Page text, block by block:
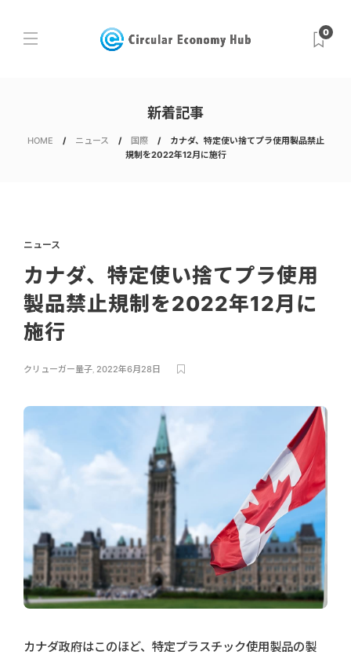
0
新着記事
HOME ニュース 国際
カナダ、特定使い捨てプラ使用製品禁止
規制を2022年12月に施行
ニュース
カナダ、特定使い捨てプラ使用
製品禁止規制を2022年12月に
施行
クリューガー量子, 2022年6月28日
カナダ政府はこのほど、特定プラスチック使用製品の製